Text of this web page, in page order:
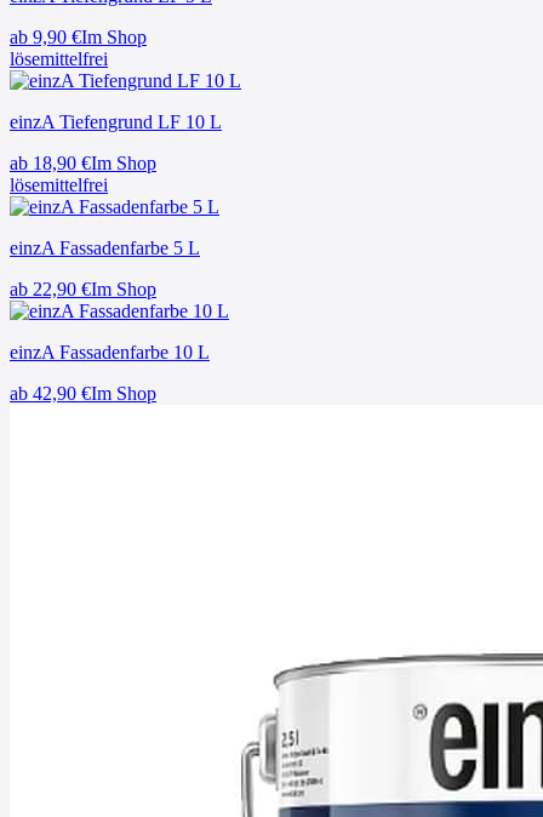
ab 9,90 €Im Shop
lösemittelfrei
einzA Tiefengrund LF 10 L
ab 18,90 €Im Shop
lösemittelfrei
einzA Fassadenfarbe 5 L
ab 22,90 €Im Shop
einzA Fassadenfarbe 10 L
ab 42,90 €Im Shop